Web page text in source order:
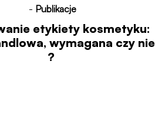
- Publikacje
etykiety kosmetyku:
wymagana czy nie
?